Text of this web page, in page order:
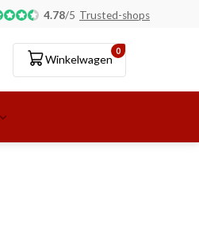
4.78/5 Trusted-shops
0
Winkelwagen